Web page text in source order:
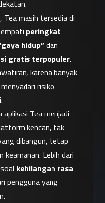
peringkat
hidup”
gratis terpopuler.
karena banyak
risiko
kencan, tak
dibangun, tetap
keamanan. Lebih dari
kehilangan rasa
pengguna yang